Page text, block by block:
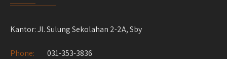
Kantor: Jl. Sulung Sekolahan 2-2A, Sby
Phone:
031-353-3836